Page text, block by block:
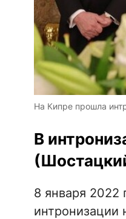
На Кипре прошла
В
8 января 2022
интронизации